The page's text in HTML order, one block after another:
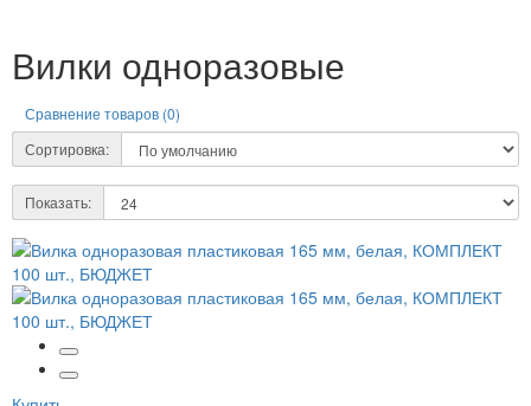
Вилки одноразовые
Сравнение товаров (0)
Сортировка:
Показать: